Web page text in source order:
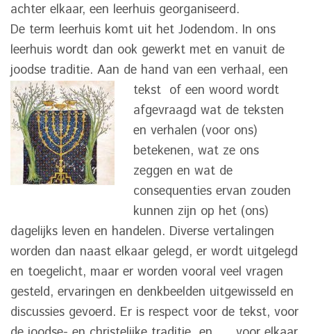
achter elkaar, een leerhuis georganiseerd.
De term leerhuis komt uit het Jodendom. In ons
leerhuis wordt dan ook gewerkt met en vanuit de
joodse traditie. Aan de hand van een verhaal, een
tekst of een woord wordt
afgevraagd wat de teksten
en verhalen (voor ons)
betekenen, wat ze ons
zeggen en wat de
consequenties ervan zouden
kunnen zijn op het (ons)
dagelijks leven en handelen. Diverse vertalingen
worden dan naast elkaar gelegd, er wordt uitgelegd
en toegelicht, maar er worden vooral veel vragen
gesteld, ervaringen en denkbeelden uitgewisseld en
discussies gevoerd. Er is respect voor de tekst, voor